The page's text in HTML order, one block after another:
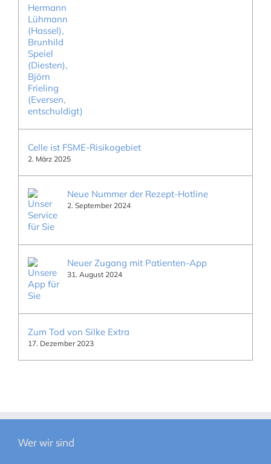
Celle ist FSME-Risikogebiet
2. März 2025
Neue Nummer der Rezept-Hotline
2. September 2024
Neuer Zugang mit Patienten-App
31. August 2024
Zum Tod von Silke Extra
17. Dezember 2023
Wer wir sind